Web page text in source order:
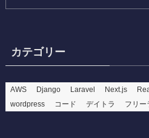
カテゴリー
AWS Django Laravel Next.js
wordpress
コード デイトラ フリー